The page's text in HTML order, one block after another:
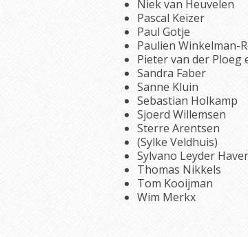
Niek van Heuvelen
Pascal Keizer
Paul Gotje
Paulien Winkelman-
Pieter van der Ploeg
Sandra Faber
Sanne Kluin
Sebastian Holkamp
Sjoerd Willemsen
Sterre Arentsen
(Sylke Veldhuis)
Sylvano Leyder
Thomas Nikkels
Tom Kooijman
Wim Merkx